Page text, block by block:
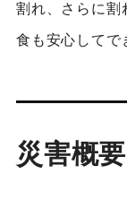
割れ、さらに割
食も安心してで
災害概要